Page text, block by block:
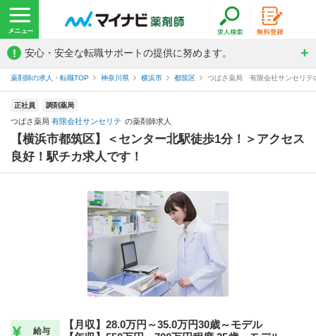
! 安心・安全な転職サポートの提供に努めます。
薬剤師の求人・転職TOP 神奈川県 横浜市 都筑区 つばさ薬局 有限会社サンセリテ
正社員 調剤薬局
つばさ薬局 有限会社サンセリテ の薬剤師求人
【横浜市都筑区】＜センター北駅徒歩1分！＞アクセス
良好！駅チカ求人です！
給与
【月収】28.0万円～35.0万円30歳～モデル